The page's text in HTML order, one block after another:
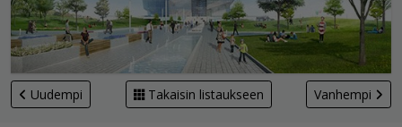
Uudempi Takaisin listaukseen Vanhempi